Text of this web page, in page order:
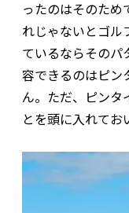
ったのはそのため
れじゃないとゴル
ているならそのパ
容できるのはピン
ん。ただ、ピンタ
とを頭に入れてお